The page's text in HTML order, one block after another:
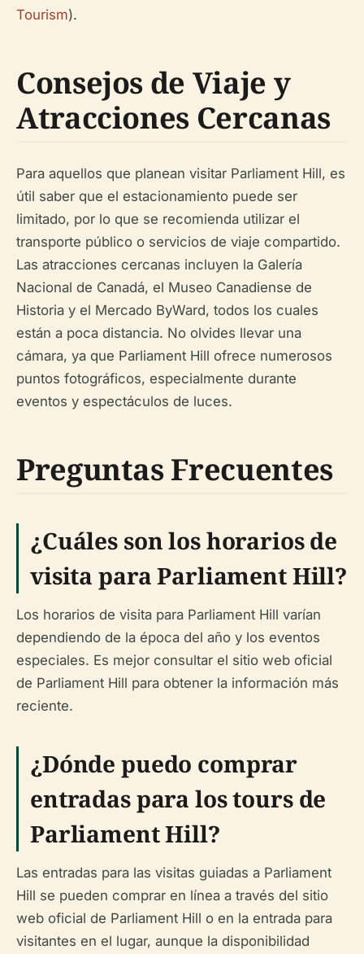
Tourism).
Consejos de Viaje y
Atracciones Cercanas
Para aquellos que planean visitar Parliament Hill, es
útil saber que el estacionamiento puede ser
limitado, por lo que se recomienda utilizar el
transporte público o servicios de viaje compartido.
Las atracciones cercanas incluyen la Galería
Nacional de Canadá, el Museo Canadiense de
Historia y el Mercado ByWard, todos los cuales
están a poca distancia. No olvides llevar una
cámara, ya que Parliament Hill ofrece numerosos
puntos fotográficos, especialmente durante
eventos y espectáculos de luces.
Preguntas Frecuentes
¿Cuáles son los horarios de
visita para Parliament Hill?
Los horarios de visita para Parliament Hill varían
dependiendo de la época del año y los eventos
especiales. Es mejor consultar el sitio web oficial
de Parliament Hill para obtener la información más
reciente.
¿Dónde puedo comprar
entradas para los tours de
Parliament Hill?
Las entradas para las visitas guiadas a Parliament
Hill se pueden comprar en línea a través del sitio
web oficial de Parliament Hill o en la entrada para
visitantes en el lugar, aunque la disponibilidad